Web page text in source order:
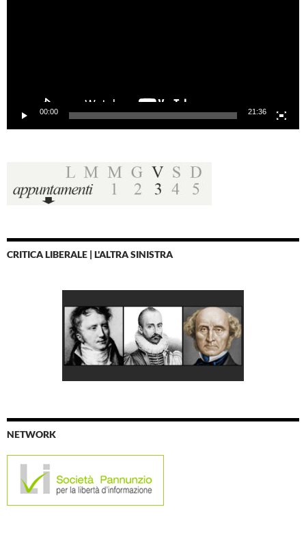
00:00 21:36
CRITICA LIBERALE | L'ALTRA SINISTRA
NETWORK